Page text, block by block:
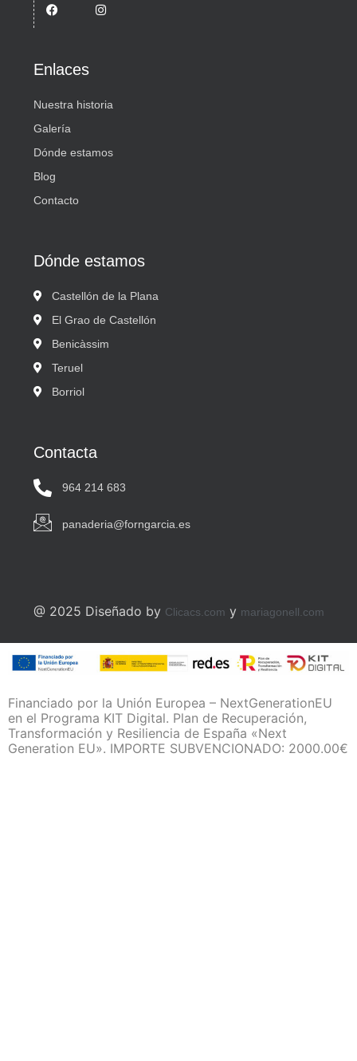
Enlaces
Nuestra historia
Galería
Dónde estamos
Blog
Contacto
Dónde estamos
Castellón de la Plana
El Grao de Castellón
Benicàssim
Teruel
Borriol
Contacta
964 214 683
panaderia@forngarcia.es
@ 2025 Diseñado by Clicacs.com y mariagonell.com
Financiado por la Unión Europea – NextGenerationEU
en el Programa KIT Digital. Plan de Recuperación,
Transformación y Resiliencia de España «Next
Generation EU». IMPORTE SUBVENCIONADO: 2000.00€